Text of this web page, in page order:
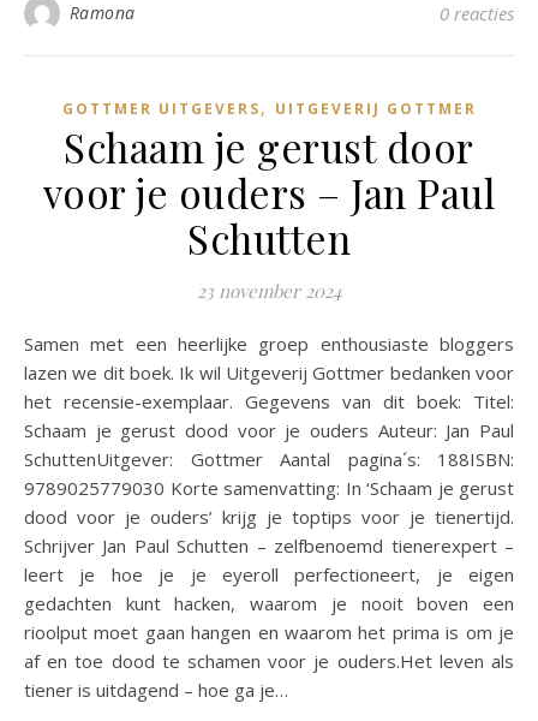
Ramona 0 reacties
GOTTMER UITGEVERS, UITGEVERIJ GOTTMER
Schaam je gerust door
voor je ouders – Jan Paul
Schutten
23 november 2024
Samen met een heerlijke groep enthousiaste bloggers
lazen we dit boek. Ik wil Uitgeverij Gottmer bedanken voor
het recensie-exemplaar. Gegevens van dit boek: Titel:
Schaam je gerust dood voor je ouders Auteur: Jan Paul
SchuttenUitgever: Gottmer Aantal pagina´s: 188ISBN:
9789025779030 Korte samenvatting: In ‘Schaam je gerust
dood voor je ouders’ krijg je toptips voor je tienertijd.
Schrijver Jan Paul Schutten – zelfbenoemd tienerexpert –
leert je hoe je je eyeroll perfectioneert, je eigen
gedachten kunt hacken, waarom je nooit boven een
rioolput moet gaan hangen en waarom het prima is om je
af en toe dood te schamen voor je ouders.Het leven als
tiener is uitdagend – hoe ga je…